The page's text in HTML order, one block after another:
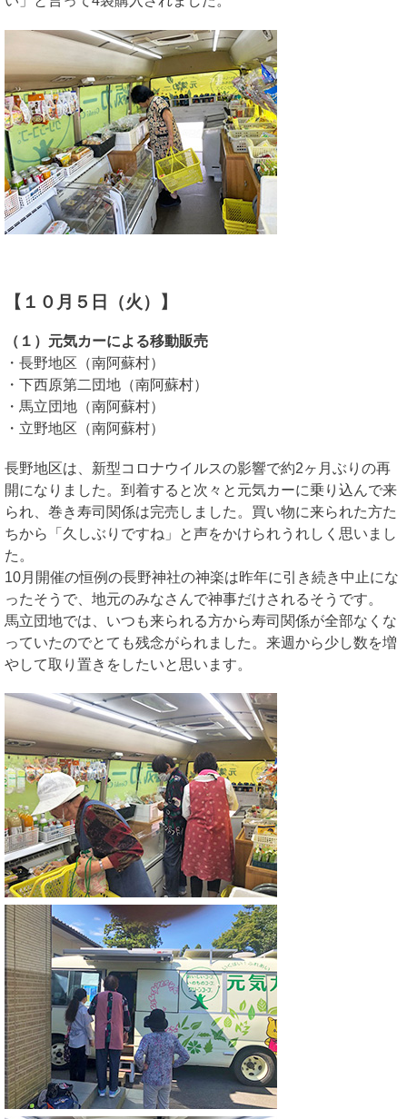
【１０月５日（火）】
（１）元気カーによる移動販売
・長野地区（南阿蘇村）
・下西原第二団地（南阿蘇村）
・馬立団地（南阿蘇村）
・立野地区（南阿蘇村）
長野地区は、新型コロナウイルスの影響で約2ヶ月ぶりの再
開になりました。到着すると次々と元気カーに乗り込んで来
られ、巻き寿司関係は完売しました。買い物に来られた方た
ちから「久しぶりですね」と声をかけられうれしく思いまし
た。
10月開催の恒例の長野神社の神楽は昨年に引き続き中止にな
ったそうで、地元のみなさんで神事だけされるそうです。
馬立団地では、いつも来られる方から寿司関係が全部なくな
っていたのでとても残念がられました。来週から少し数を増
やして取り置きをしたいと思います。